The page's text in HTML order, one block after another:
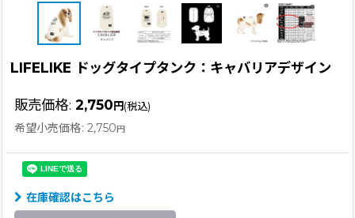
LIFELIKE ドッグタイプタンク：キャバリアデザイン
販売価格: 2,750円(税込)
希望小売価格: 2,750円
在庫確認はこちら